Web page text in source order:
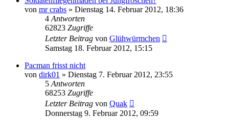
von mr crabs » Dienstag 14. Februar 2012, 18:36
4 Antworten
62823 Zugriffe
Letzter Beitrag von Glühwürmchen
Samstag 18. Februar 2012, 15:15
Pacman frisst nicht
von dirk01 » Dienstag 7. Februar 2012, 23:55
5 Antworten
68253 Zugriffe
Letzter Beitrag von Quak
Donnerstag 9. Februar 2012, 09:59